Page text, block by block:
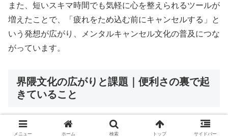
また、短いスキマ時間でも気軽に心を整えられるツールが
増えたことで、「疲れをため込む前にキャンセルする」と
いう発想が広がり、メンタルキャンセル文化の普及につな
がっています。
界隈文化の広がりと課題｜便利さの裏で起
きていること
メニュー ホーム 検索 トップ サイドバー